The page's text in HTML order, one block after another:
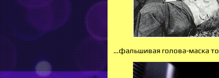
…фальшивая голова-маска